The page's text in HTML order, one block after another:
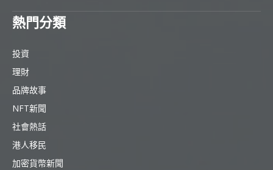
熱門分類
投資
理財
品牌故事
NFT新聞
社會熱話
港人移民
加密貨幣新聞